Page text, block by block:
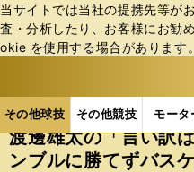
当サイトでは当社の提携先等が
査・分析したり、お客様にお勧
okie を使⽤する場合があります
その他球技 その他競技 モータ
ス
ポ
ル
その他球技の記事一覧
渡邊雄太の「言い訳
ンブルに勝てずバス